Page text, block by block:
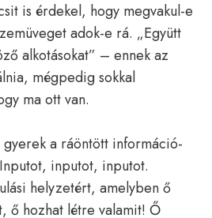
is érdekel, hogy megvakul-e
adok-e rá. „Együtt
alkotásokat” – ennek az
mégpedig sokkal
ma ott van.
a ráöntött információ-
inputot, inputot.
helyzetért, amelyben ő
ő hozhat létre valamit! Ő